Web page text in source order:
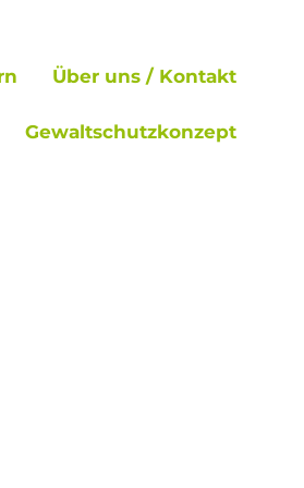
Über uns / Kontakt
Gewaltschutzkonzept